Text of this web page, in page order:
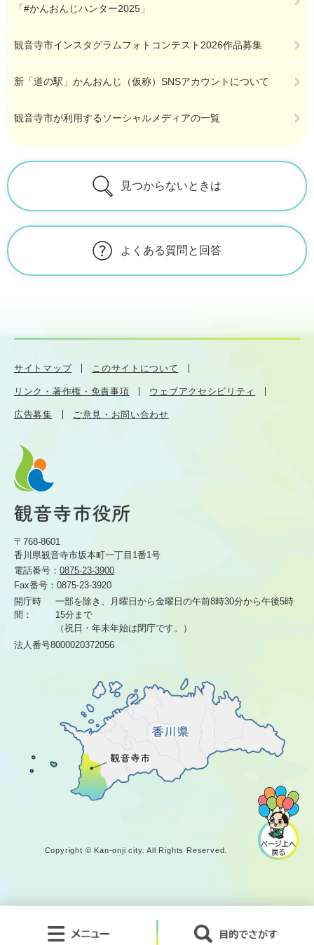
目
「#かんおんじハンター2025」
観音寺市インスタグラムフォトコンテスト2026作品募集
新「道の駅」かんおんじ（仮称）SNSアカウントについて
観音寺市が利用するソーシャルメディアの一覧
見つからないときは
よくある質問と回答
サイトマップ このサイトについて
リンク・著作権・免責事項 ウェブアクセシビリティ
広告募集 ご意見・お問い合わせ
〒768-8601
香川県観音寺市坂本町一丁目1番1号
電話番号： 0875-23-3900
Fax番号： 0875-23-3920
開庁時
間：
一部を除き、月曜日から金曜日の午前8時30分から午後5時
15分まで
（祝日・年末年始は閉庁です。）
法人番号8000020372056
Copyright © Kan-onji city. All Rights Reserved.